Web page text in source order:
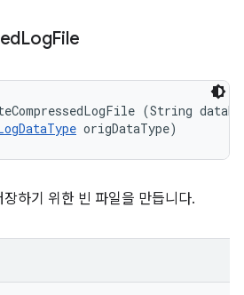
LogFile
(String
origDataType)
하기 위한 빈 파일을 만듭니다.